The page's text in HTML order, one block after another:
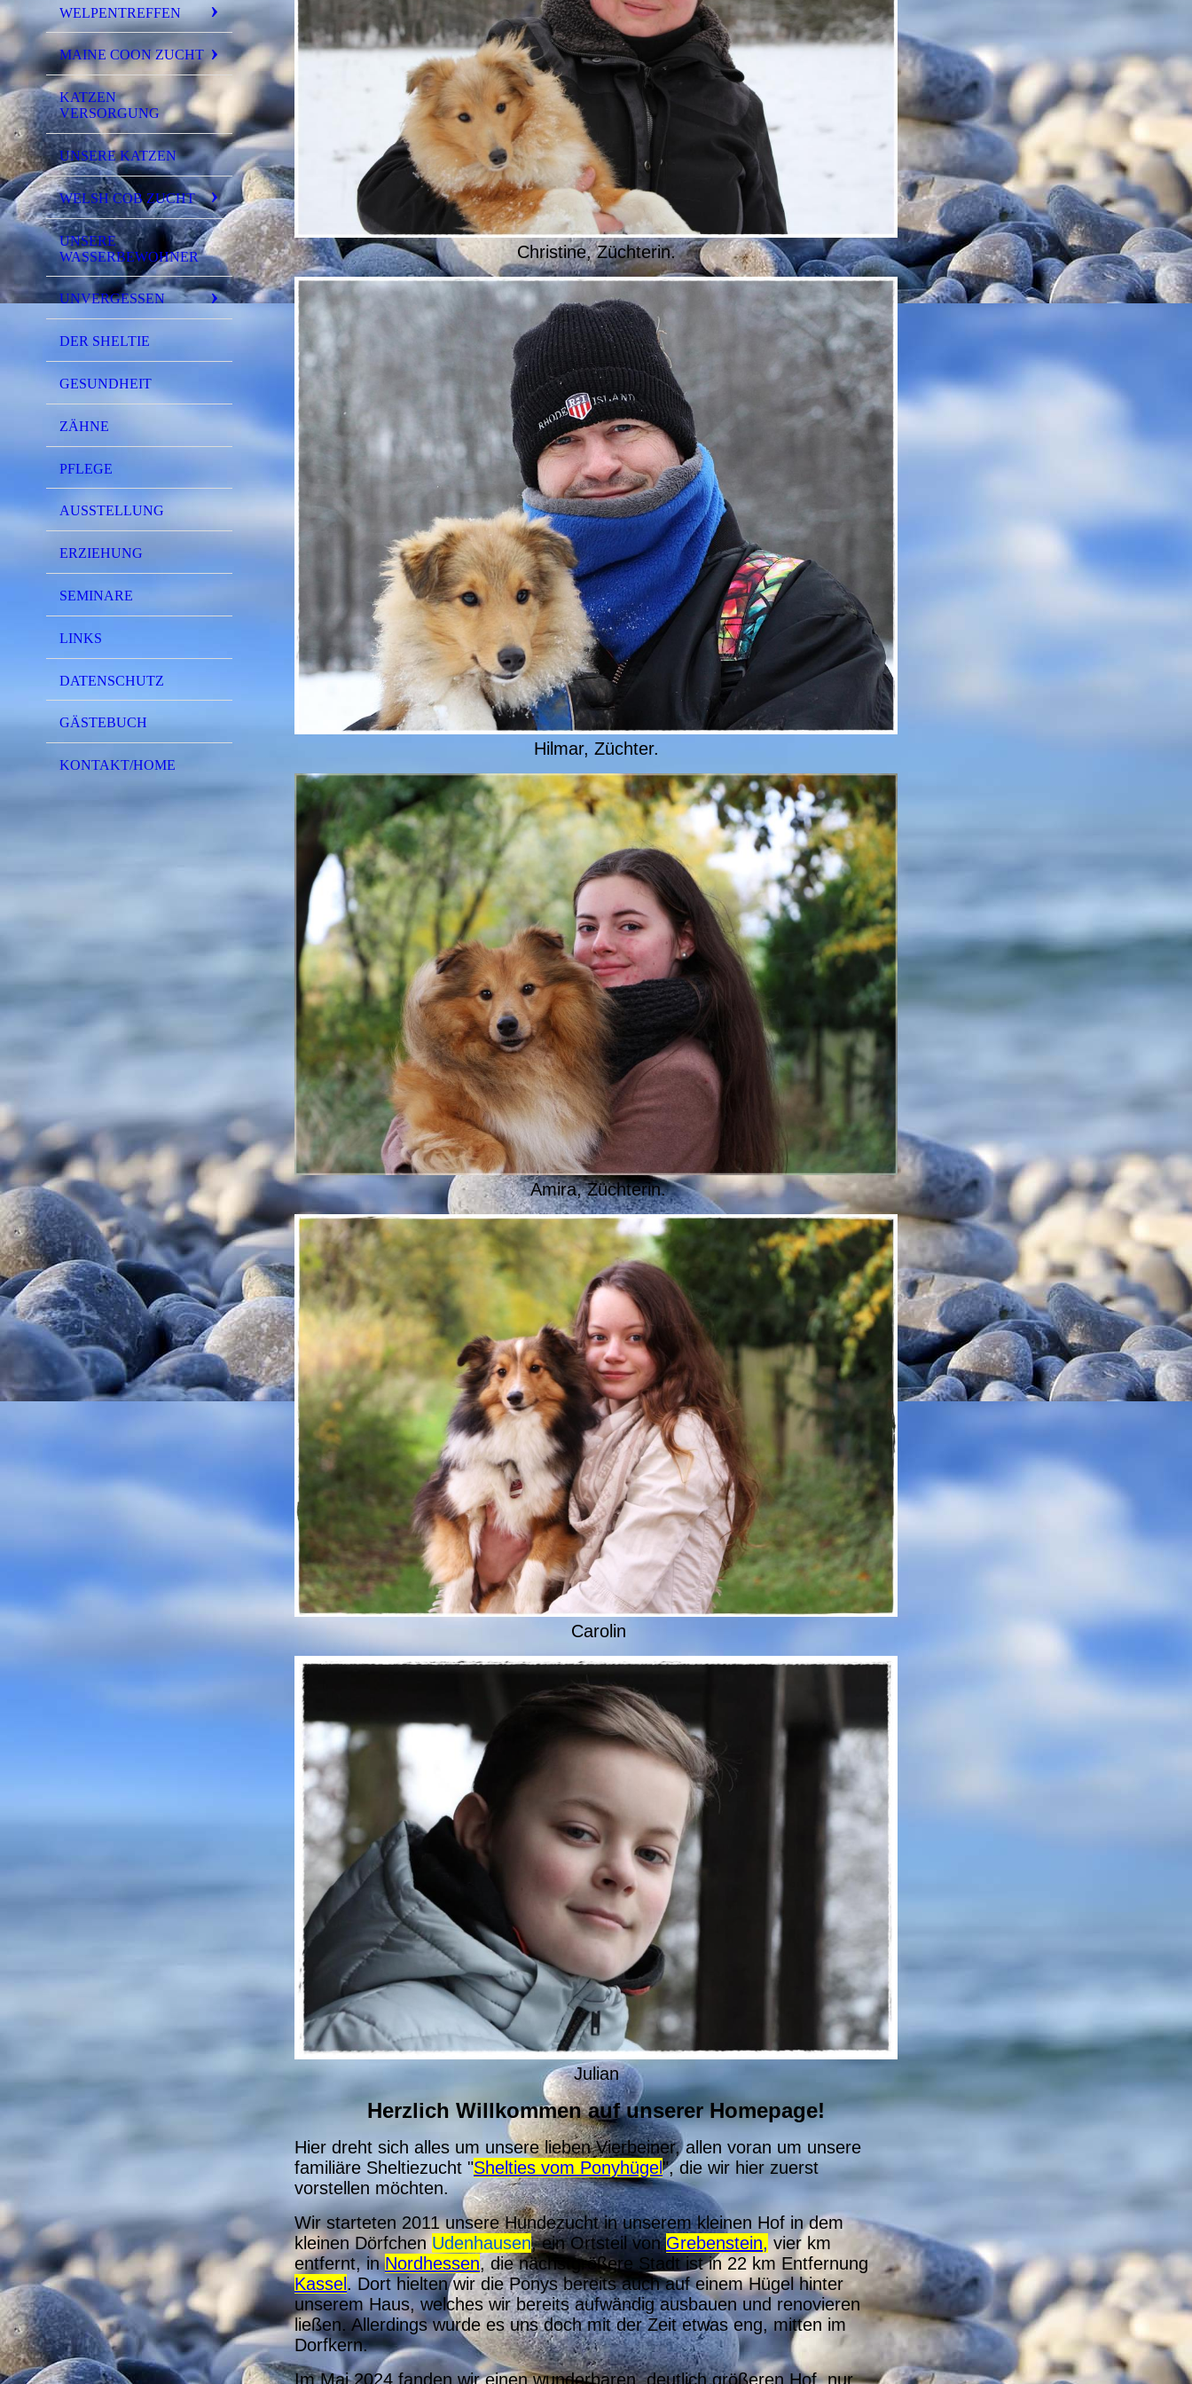
WELPENTREFFEN
MAINE COON ZUCHT
KATZEN
VERSORGUNG
UNSERE KATZEN
WELSH COB ZUCHT
UNSERE
WASSERBEWOHNER
UNVERGESSEN
DER SHELTIE
GESUNDHEIT
ZÄHNE
PFLEGE
AUSSTELLUNG
ERZIEHUNG
SEMINARE
LINKS
DATENSCHUTZ
GÄSTEBUCH
KONTAKT/HOME
Christine, Züchterin.
Hilmar, Züchter.
Amira, Züchterin.
Carolin
Julian
Herzlich Willkommen auf unserer Homepage!
Hier dreht sich alles um unsere lieben Vierbeiner, allen voran um unsere
familiäre Sheltiezucht "Shelties vom Ponyhügel", die wir hier zuerst
vorstellen möchten.
Wir starteten 2011 unsere Hundezucht in unserem kleinen Hof in dem
kleinen Dörfchen Udenhausen, ein Ortsteil vonGrebenstein,vier km
entfernt, inNordhessen, die nächstgrößere Stadt ist in 22 km Entfernung
Kassel. Dort hielten wir die Ponys bereits auch auf einem Hügel hinter
unserem Haus, welches wir bereits aufwändig ausbauen und renovieren
ließen. Allerdings wurde es uns doch mit der Zeit etwas eng, mitten im
Dorfkern.
Im Mai 2024 fanden wir einen wunderbaren, deutlich größeren Hof, nur